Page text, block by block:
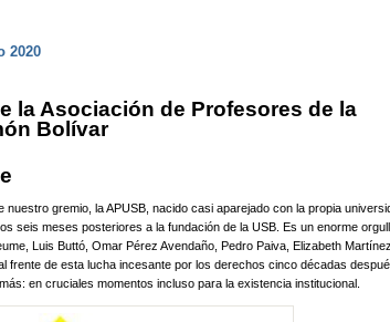
aquí
2020
la Asociación de Profesores de la
Bolívar
gremio, la APUSB, nacido casi aparejado con la propia
seis meses posteriores a la fundación de la USB. Es un enorme
Luis Buttó, Omar Pérez Avendaño, Pedro Paiva, Elizabeth
frente de esta lucha incesante por los derechos cinco décadas
en cruciales momentos incluso para la existencia institucional.